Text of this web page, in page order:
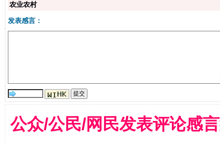
农业农村
发表感言：
公众/公民/网民发表评论感